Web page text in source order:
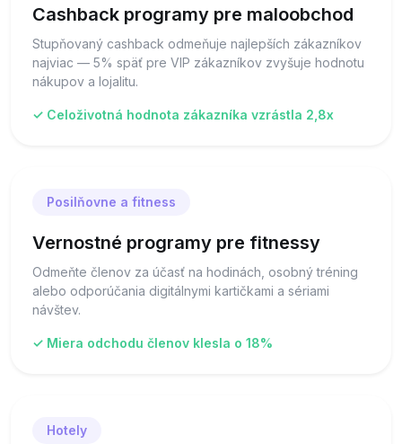
Cashback programy pre maloobchod
Stupňovaný cashback odmeňuje najlepších zákazníkov
najviac — 5% späť pre VIP zákazníkov zvyšuje hodnotu
nákupov a lojalitu.
✓ Celoživotná hodnota zákazníka vzrástla 2,8x
Posilňovne a fitness
Vernostné programy pre fitnessy
Odmeňte členov za účasť na hodinách, osobný tréning
alebo odporúčania digitálnymi kartičkami a sériami
návštev.
✓ Miera odchodu členov klesla o 18%
Hotely